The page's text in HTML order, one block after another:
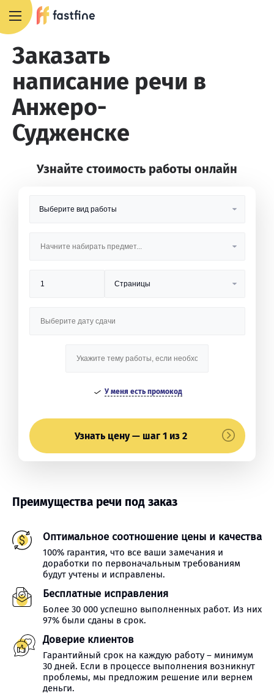
Заказать
написание речи в
Анжеро-
Судженске
Узнайте стоимость работы онлайн
У меня есть промокод
Узнать цену — шаг 1 из 2
Преимущества речи под заказ
Оптимальное соотношение цены и качества
100% гарантия, что все ваши замечания и
доработки по первоначальным требованиям
будут учтены и исправлены.
Бесплатные исправления
Более 30 000 успешно выполненных работ. Из них
97% были сданы в срок.
Доверие клиентов
Гарантийный срок на каждую работу – минимум
30 дней. Если в процессе выполнения возникнут
проблемы, мы предложим решение или вернем
деньги.